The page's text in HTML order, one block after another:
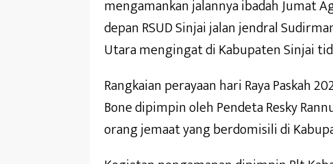
mengamankan jalannya ibadah Jumat
depan RSUD Sinjai jalan jendral
Utara mengingat di Kabupaten Sinjai
Rangkaian perayaan hari Raya Paskah
Bone dipimpin oleh Pendeta Resky
orang jemaat yang berdomisili di